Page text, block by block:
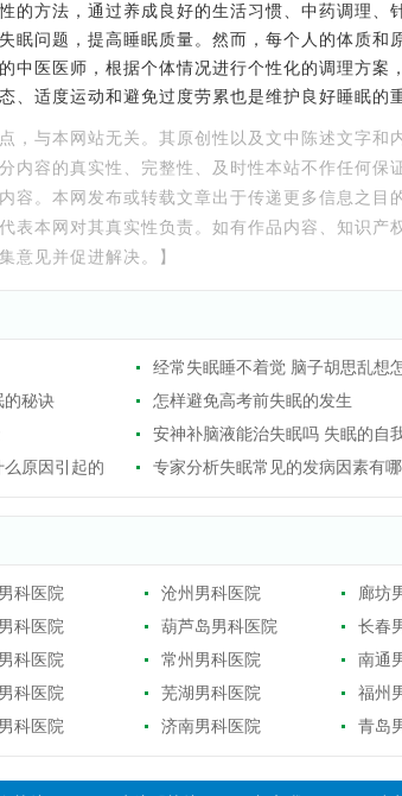
方法，通过养成良好的生活习惯、中药调理、
眠问题，提高睡眠质量。然而，每个人的体质和
中医医师，根据个体情况进行个性化的调理方案
、适度运动和避免过度劳累也是维护良好睡眠的
，与本网站无关。其原创性以及文中陈述文字和
内容的真实性、完整性、及时性本站不作任何保
容。本网发布或转载文章出于传递更多信息之目
表本网对其真实性负责。如有作品内容、知识产
意见并促进解决。】
经常失眠睡不着觉 脑子胡思乱想
的秘诀
怎样避免高考前失眠的发生
安神补脑液能治失眠吗 失眠的自
原因引起的
专家分析失眠常见的发病因素有
科医院 沧州男科医院
廊坊
科医院 葫芦岛男科医院
长春
科医院 常州男科医院
南通
科医院 芜湖男科医院
福州
科医院 济南男科医院 青岛